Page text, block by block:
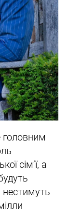
сім’ї, а
нестимуть